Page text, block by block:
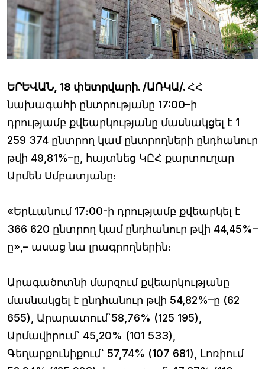
ԵՐԵՎԱՆ, 18 փետրվարի. /ԱՌԿԱ/.ՀՀ
նախագահի ընտրությանը 17:00–ի
դրությամբ քվեարկությանը մասնակցել է 1
259 374 ընտրող կամ ընտրողների ընդհանուր
թվի 49,81%–ը, հայտնեց ԿԸՀ քարտուղար
Արմեն Սմբատյանը։
«Երևանում 17։00-ի դրությամբ քվեարկել է
366 620 ընտրող կամ ընդհանուր թվի 44,45%–
ը»,– ասաց նա լրագրողներին։
Արագածոտնի մարզում քվեարկությանը
մասնակցել է ընդհանուր թվի 54,82%–ը (62
655), Արարատում`58,76% (125 195),
Արմավիրում` 45,20% (101 533),
Գեղարքունիքում` 57,74% (107 681), Լոռիում